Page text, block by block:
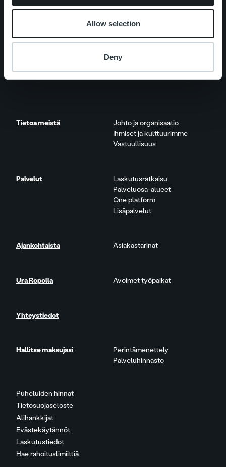
Allow selection
Deny
Ura Ropolla
Palvelut
Puheluiden hinnat
Tietosuojaseloste
Alihankkijat
Evästekäytännöt
Laskutustiedot
Hae rahoituslimiittiä
Tietoa meistä
Johto ja organisaatio
Ihmiset ja kulttuurimme
Vastuullisuus
Palvelut
Laskutusratkaisu
Palveluosa-alueet
One platform
Lisäpalvelut
Ajankohtaista Asiakastarinat
Ura Ropolla Avoimet työpaikat
Yhteystiedot
Hallitse maksujasi
Perintämenettely
Palveluhinnasto